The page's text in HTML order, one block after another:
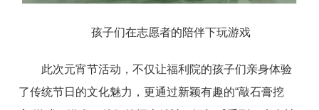
孩子们在志愿者的陪伴下玩游戏
此次元宵节活动，不仅让福利院的孩子们亲身体验
了传统节日的文化魅力，更通过新颖有趣的“敲石膏挖